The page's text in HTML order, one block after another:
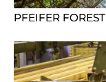
PFEIFER FOREST